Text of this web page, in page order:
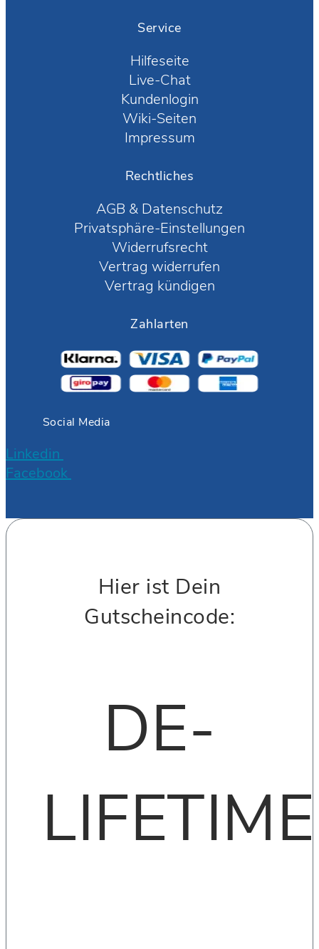
Service
Hilfeseite
Live-Chat
Kundenlogin
Wiki-Seiten
Impressum
Rechtliches
AGB & Datenschutz
Privatsphäre-Einstellungen
Widerrufsrecht
Vertrag widerrufen
Vertrag kündigen
Zahlarten
Social Media
Linkedin
Facebook
Hier ist Dein
Gutscheincode:
DE-
LIFETIME